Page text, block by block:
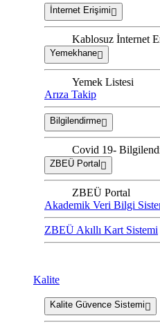
İnternet Erişimi
Kablosuz İnternet
Yemekhane
Yemek Listesi
Arıza Takip
Bilgilendirme
Covid 19-
ZBEÜ Portal
ZBEÜ Portal
Akademik Veri Bilgi
ZBEÜ Akıllı Kart Sistemi
Kalite
Kalite Güvence Sistemi